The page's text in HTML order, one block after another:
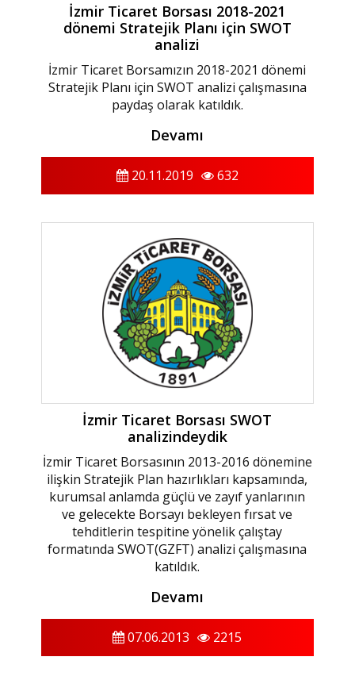
İzmir Ticaret Borsası 2018-2021
dönemi Stratejik Planı için SWOT
analizi
İzmir Ticaret Borsamızın 2018-2021 dönemi
Stratejik Planı için SWOT analizi çalışmasına
paydaş olarak katıldık.‬
Devamı
20.11.2019 632
İzmir Ticaret Borsası SWOT
analizindeydik
İzmir Ticaret Borsasının 2013-2016 dönemine
ilişkin Stratejik Plan hazırlıkları kapsamında,
kurumsal anlamda güçlü ve zayıf yanlarının
ve gelecekte Borsayı bekleyen fırsat ve
tehditlerin tespitine yönelik çalıştay
formatında SWOT(GZFT) analizi çalışmasına
katıldık.
Devamı
07.06.2013 2215